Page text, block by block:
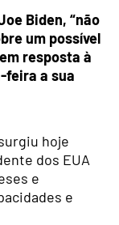
Biden, “não
um possível
resposta à
feira a sua
hoje
dos EUA
e
e